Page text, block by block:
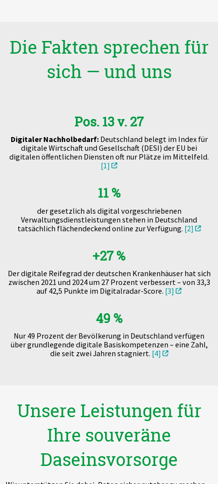
Die Fakten sprechen für
sich — und uns
Pos. 13 v. 27
Digitaler Nachholbedarf: Deutschland belegt im Index für
digitale Wirtschaft und Gesellschaft (DESI) der EU bei
digitalen öffentlichen Diensten oft nur Plätze im Mittelfeld.
[1]
11 %
der gesetzlich als digital vorgeschriebenen
Verwaltungsdienstleistungen stehen in Deutschland
tatsächlich flächendeckend online zur Verfügung. [2]
+27 %
Der digitale Reifegrad der deutschen Krankenhäuser hat sich
zwischen 2021 und 2024 um 27 Prozent verbessert – von 33,3
auf 42,5 Punkte im Digitalradar-Score. [3]
49 %
Nur 49 Prozent der Bevölkerung in Deutschland verfügen
über grundlegende digitale Basiskompetenzen – eine Zahl,
die seit zwei Jahren stagniert. [4]
Unsere Leistungen für
Ihre souveräne
Daseinsvorsorge